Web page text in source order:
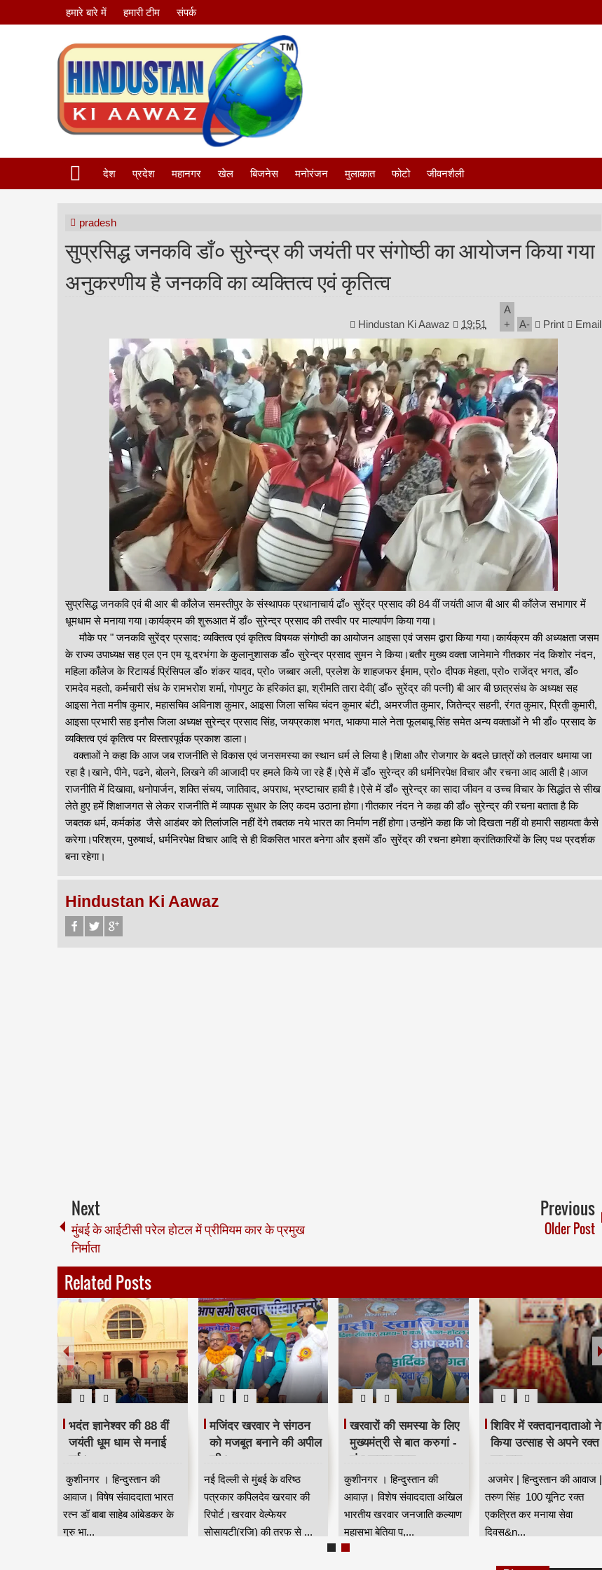
हमारे बारे में हमारी टीम संपर्क
देश प्रदेश महानगर खेल बिजनेस मनोरंजन मुलाकात फोटो जीवनशैली
pradesh
सुप्रसिद्ध जनकवि डाँ० सुरेन्द्र की जयंती पर संगोष्ठी का आयोजन किया गया
अनुकरणीय है जनकवि का व्यक्तित्व एवं कृतित्व
Hindustan Ki Aawaz 19:51
A
+
A- Print Email
सुप्रसिद्ध जनकवि एवं बी आर बी काँलेज समस्तीपुर के संस्थापक प्रधानाचार्य ढाँ० सुरेंद्र प्रसाद की 84 वीं जयंती आज बी आर बी काँलेज सभागार में
धूमधाम से मनाया गया।कार्यक्रम की शुरूआत में डाँ० सुरेन्द्र प्रसाद की तस्वीर पर माल्यार्पण किया गया।
मौके पर " जनकवि सुरेंद्र प्रसाद: व्यक्तित्व एवं कृतित्व विषयक संगोष्ठी का आयोजन आइसा एवं जसम द्वारा किया गया।कार्यक्रम की अध्यक्षता जसम
के राज्य उपाध्यक्ष सह एल एन एम यू दरभंगा के कुलानुशासक डाँ० सुरेन्द्र प्रसाद सुमन ने किया।बतौर मुख्य वक्ता जानेमाने गीतकार नंद किशोर नंदन,
महिला काँलेज के रिटायर्ड प्रिंसिपल डाँ० शंकर यादव, प्रो० जब्बार अली, प्रलेश के शाहजफर ईमाम, प्रो० दीपक मेहता, प्रो० राजेंद्र भगत, डाँ०
रामदेव महतो, कर्मचारी संध के रामभरोश शर्मा, गोपगुट के हरिकांत झा, श्रीमति तारा देवी( डाँ० सुरेंद्र की पत्नी) बी आर बी छात्रसंध के अध्यक्ष सह
आइसा नेता मनीष कुमार, महासचिव अविनाश कुमार, आइसा जिला सचिव चंदन कुमार बंटी, अमरजीत कुमार, जितेन्द्र सहनी, रंगत कुमार, प्रिती कुमारी,
आइसा प्रभारी सह इनौस जिला अध्यक्ष सुरेन्द्र प्रसाद सिंह, जयप्रकाश भगत, भाकपा माले नेता फूलबाबू सिंह समेत अन्य वक्ताओं ने भी डाँ० प्रसाद के
व्यक्तित्व एवं कृतित्व पर विस्तारपूर्वक प्रकाश डाला।
वक्ताओं ने कहा कि आज जब राजनीति से विकास एवं जनसमस्या का स्थान धर्म ले लिया है।शिक्षा और रोजगार के बदले छात्रों को तलवार थमाया जा
रहा है।खाने, पीने, पढने, बोलने, लिखने की आजादी पर हमले किये जा रहे हैं।ऐसे में डाँ० सुरेन्द्र की धर्मनिरपेक्ष विचार और रचना आद आती है।आज
राजनीति में दिखावा, धनोपार्जन, शक्ति संचय, जातिवाद, अपराध, भ्रष्टाचार हावी है।ऐसे में डाँ० सुरेन्द्र का सादा जीवन व उच्च विचार के सिद्धांत से सीख
लेते हुए हमें शिक्षाजगत से लेकर राजनीति में व्यापक सुधार के लिए कदम उठाना होगा।गीतकार नंदन ने कहा की डाँ० सुरेन्द्र की रचना बताता है कि
जबतक धर्म, कर्मकांड जैसे आडंबर को तिलांजलि नहीं देंगे तबतक नये भारत का निर्माण नहीं होगा।उन्होंने कहा कि जो दिखता नहीं वो हमारी सहायता कैसे
करेगा।परिश्रम, पुरुषार्थ, धर्मनिरपेक्ष विचार आदि से ही विकसित भारत बनेगा और इसमें डाँ० सुरेंद्र की रचना हमेशा क्रांतिकारियों के लिए पथ प्रदर्शक
बना रहेगा।
Hindustan Ki Aawaz
Next
मुंबई के आईटीसी परेल होटल में प्रीमियम कार के प्रमुख
निर्माता
Previous
Older Post
Related Posts
भदंत ज्ञानेश्वर की 88 वीं
जयंती धूम धाम से मनाई
गई।
कुशीनगर । हिन्दुस्तान की
आवाज। विषेष संवाददाता भारत
रत्न डॉ बाबा साहेब आंबेडकर के
गुरु भा...
मजिंदर खरवार ने संगठन
को मजबूत बनाने की अपील
की।
नई दिल्ली से मुंबई के वरिष्ठ
पत्रकार कपिलदेव खरवार की
रिपोर्ट।खरवार वेल्फेयर
सोसायटी(रजि) की तरफ से ...
खरवारों की समस्या के लिए
मुख्यमंत्री से बात करुगां -
शंभू कुमार सुमन
कुशीनगर । हिन्दुस्तान की
आवाज़। विशेष संवाददाता अखिल
भारतीय खरवार जनजाति कल्याण
महासभा बेतिया प,...
शिविर में रक्तदानदाताओ ने
किया उत्साह से अपने रक्त
का दान
अजमेर | हिन्दुस्तान की आवाज |
तरुण सिंह 100 यूनिट रक्त
एकत्रित कर मनाया सेवा
दिवस&n...